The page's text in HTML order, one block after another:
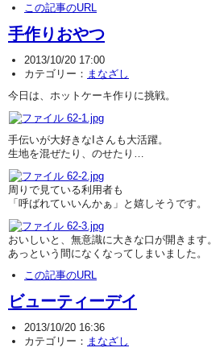
この記事のURL
手作りおやつ
2013/10/20 17:00
カテゴリー： まなざし
今日は、ホットケーキ作りに挑戦。
手伝いが大好きなIさんも大活躍。
生地を混ぜたり、のせたり…
周りで見ている利用者も
「呼ばれていいんかぁ」と嬉しそうです。
おいしいと、無意識に大きな口が開きます。
あっという間になくなってしまいました。
この記事のURL
ビューティーデイ
2013/10/20 16:36
カテゴリー： まなざし